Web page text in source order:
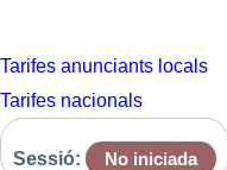
Tarifes anunciants locals
Tarifes nacionals
Sessió: No iniciada